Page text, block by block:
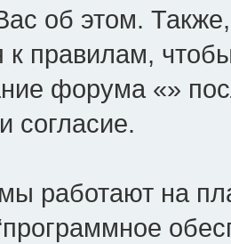
об этом.
к правилам,
форума «»
согласие.
работают на